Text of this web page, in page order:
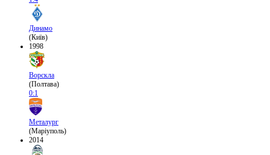
Динамо
(Київ)
1998
Ворскла
(Полтава)
0:1
Металург
(Маріуполь)
2014